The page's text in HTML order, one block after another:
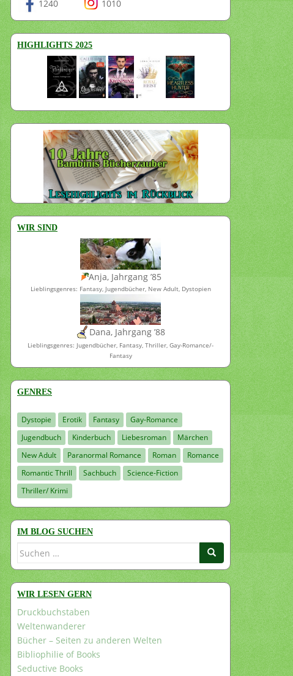
1240 1010
HIGHLIGHTS 2025
WIR SIND
Anja, Jahrgang ’85
Lieblingsgenres: Fantasy, Jugendbücher, New Adult, Dystopien
Dana, Jahrgang ’88
Lieblingsgenres: Jugendbücher, Fantasy, Thriller, Gay-Romance/-
Fantasy
GENRES
Dystopie Erotik Fantasy
Gay-Romance
Jugendbuch
Kinderbuch Liebesroman
Märchen
New Adult
Paranormal Romance Roman
Romance
Romantic Thrill
Sachbuch
Science-Fiction
Thriller/ Krimi
IM BLOG SUCHEN
Suchen
WIR LESEN GERN
Druckbuchstaben
Weltenwanderer
Bücher – Seiten zu anderen Welten
Bibliophilie of Books
Seductive Books